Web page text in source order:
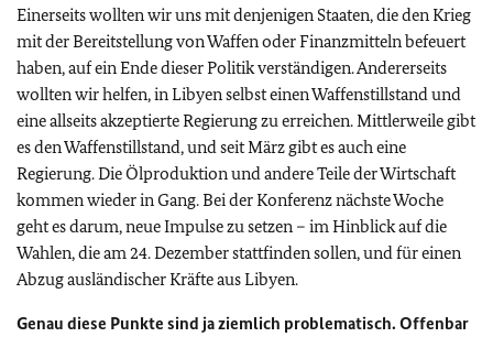
Einerseits wollten wir uns mit denjenigen Staaten, die den Krieg
mit der Bereitstellung von Waffen oder Finanzmitteln befeuert
haben, auf ein Ende dieser Politik verständigen. Andererseits
wollten wir helfen, in Libyen selbst einen Waffenstillstand und
eine allseits akzeptierte Regierung zu erreichen. Mittlerweile gibt
es den Waffenstillstand, und seit März gibt es auch eine
Regierung. Die Ölproduktion und andere Teile der Wirtschaft
kommen wieder in Gang. Bei der Konferenz nächste Woche
geht es darum, neue Impulse zu setzen – im Hinblick auf die
Wahlen, die am 24. Dezember stattfinden sollen, und für einen
Abzug ausländischer Kräfte aus Libyen.
Genau diese Punkte sind ja ziemlich problematisch. Offenbar